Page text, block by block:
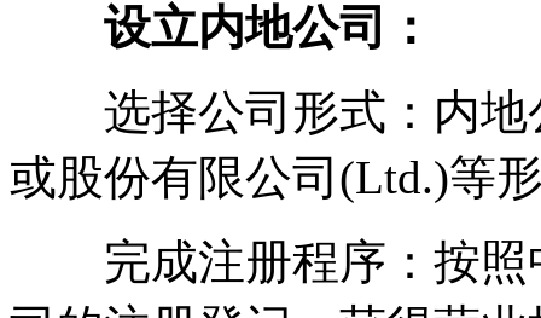
设立内地公司：
选择公司形式：内地
或股份有限公司(Ltd.)等
完成注册程序：按照